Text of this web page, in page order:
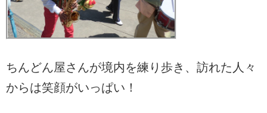
ちんどん屋さんが境内を練り歩き、訪れた人々
からは笑顔がいっぱい！